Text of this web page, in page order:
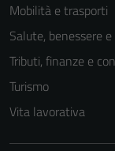
Mobilità e trasporti
Salute, benessere
Tributi, finanze e
Turismo
Vita lavorativa